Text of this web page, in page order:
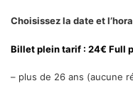
Choisissez la date et
Billet plein tarif : 24€ Full
– plus de 26 ans (aucune